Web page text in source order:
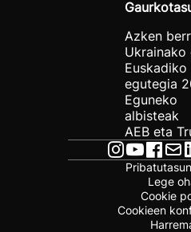
Azken
Ukrainako
Euskadiko
egutegia
Eguneko
albisteak
AEB eta
Lege
Cookie
Cookieen